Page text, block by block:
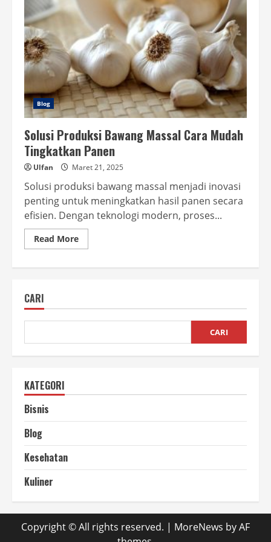
Blog
Solusi Produksi Bawang Massal Cara Mudah
Tingkatkan Panen
Ulfan Maret 21, 2025
Solusi produksi bawang massal menjadi inovasi
penting untuk meningkatkan hasil panen secara
efisien. Dengan teknologi modern, proses...
Read MoreRead
more
Mudah
Panen
CARI
CARI
KATEGORI
Bisnis
Blog
Kesehatan
Kuliner
Copyright © All rights reserved. | MoreNews by AF